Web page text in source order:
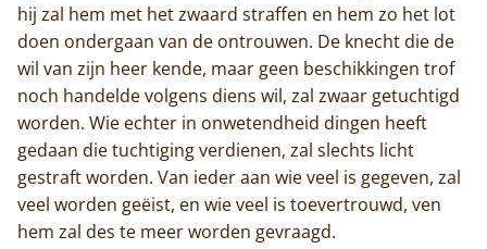
hij zal hem met het zwaard straffen en hem zo het lot
doen ondergaan van de ontrouwen. De knecht die de
wil van zijn heer kende, maar geen beschikkingen trof
noch handelde volgens diens wil, zal zwaar getuchtigd
worden. Wie echter in onwetendheid dingen heeft
gedaan die tuchtiging verdienen, zal slechts licht
gestraft worden. Van ieder aan wie veel is gegeven, zal
veel worden geëist, en wie veel is toevertrouwd, ven
hem zal des te meer worden gevraagd.